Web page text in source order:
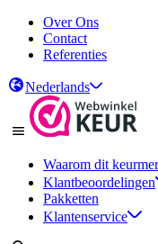
Over Ons
Contact
Referenties
Nederlands
Waarom dit
Klantbeoordelingen
Pakketten
Klantenservice